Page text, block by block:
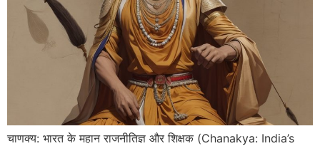
चाणक्य: भारत के महान राजनीतिज्ञ और शिक्षक (Chanakya: India’s